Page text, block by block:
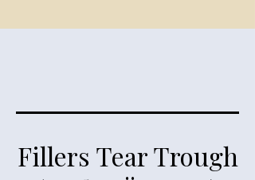
Fillers Tear Trough